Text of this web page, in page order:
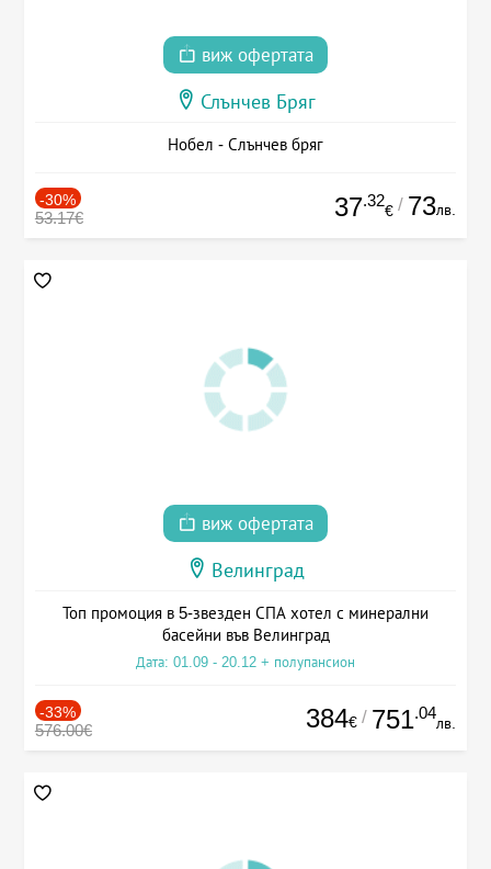
виж офертата
Слънчев Бряг
Нобел - Слънчев бряг
-30%
53.17€ 37.32
€ / 73лв.
виж офертата
Велинград
Топ промоция в 5-звезден СПА хотел с минерални
басейни във Велинград
Дата: 01.09 - 20.12 + полупансион
-33%
576.00€ 384€ / 751.04
лв.